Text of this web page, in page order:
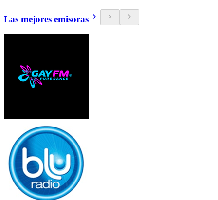
Las mejores emisoras